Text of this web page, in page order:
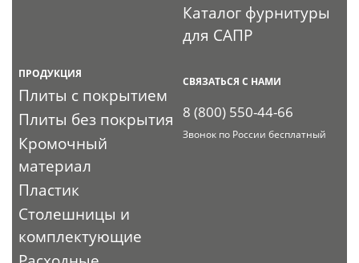
Каталог фурнитуры
для САПР
ПРОДУКЦИЯ
Плиты с покрытием
Плиты без покрытия
Кромочный
материал
Пластик
Столешницы и
комплектующие
СВЯЗАТЬСЯ С НАМИ
8 (800) 550-44-66
Звонок по России бесплатный